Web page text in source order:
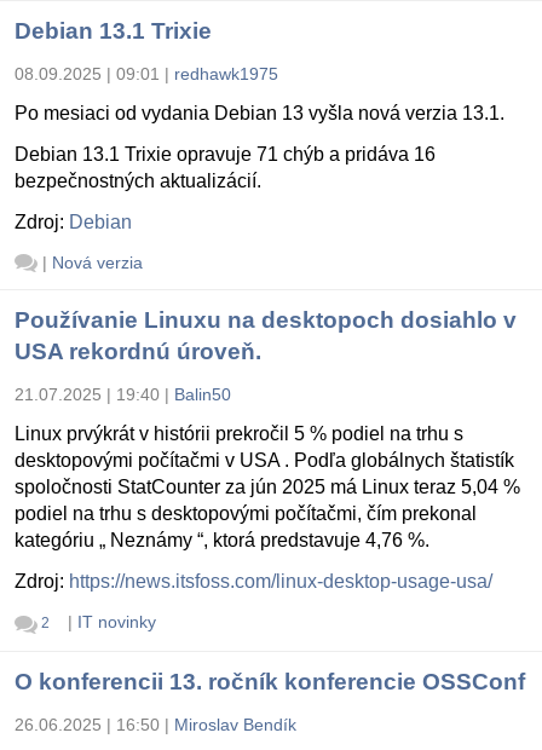
Debian 13.1 Trixie
08.09.2025 | 09:01 | redhawk1975
Po mesiaci od vydania Debian 13 vyšla nová verzia 13.1.
Debian 13.1 Trixie opravuje 71 chýb a pridáva 16
bezpečnostných aktualizácií.
Zdroj: Debian
| Nová verzia
Používanie Linuxu na desktopoch dosiahlo v
USA rekordnú úroveň.
21.07.2025 | 19:40 | Balin50
Linux prvýkrát v histórii prekročil 5 % podiel na trhu s
desktopovými počítačmi v USA . Podľa globálnych štatistík
spoločnosti StatCounter za jún 2025 má Linux teraz 5,04 %
podiel na trhu s desktopovými počítačmi, čím prekonal
kategóriu „ Neznámy “, ktorá predstavuje 4,76 %.
Zdroj: https://news.itsfoss.com/linux-desktop-usage-usa/
2 | IT novinky
O konferencii 13. ročník konferencie OSSConf
26.06.2025 | 16:50 | Miroslav Bendík